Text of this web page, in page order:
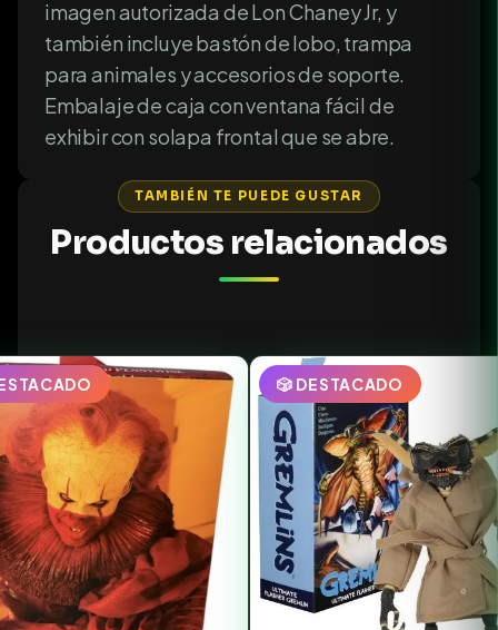
imagen autorizada de Lon Chaney Jr, y
también incluye bastón de lobo, trampa
para animales y accesorios de soporte.
Embalaje de caja con ventana fácil de
exhibir con solapa frontal que se abre.
TAMBIÉN TE PUEDE GUSTAR
Productos relacionados
🎲 DESTACADO